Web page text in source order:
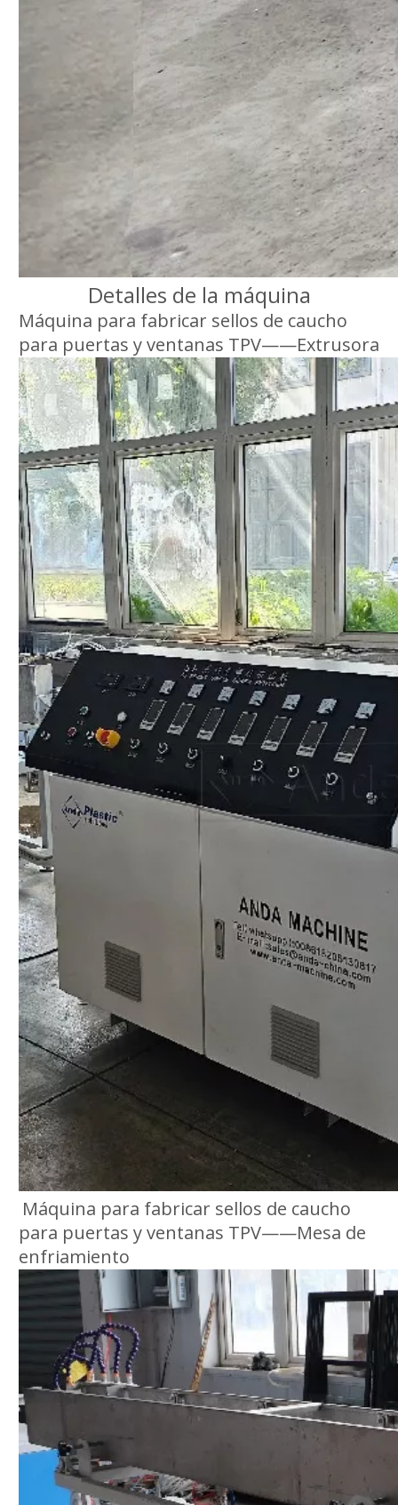
Detalles de la máquina
Máquina para fabricar sellos de caucho
para puertas y ventanas TPV——Extrusora
Máquina para fabricar sellos de caucho
para puertas y ventanas TPV——Mesa de
enfriamiento